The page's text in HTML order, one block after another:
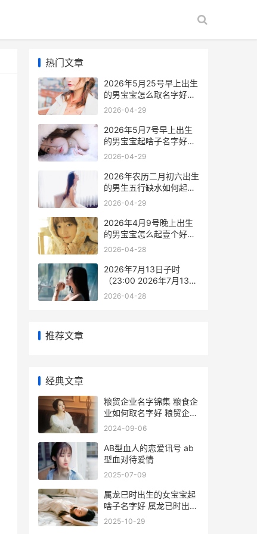
热门文章
2026年5月25号早上出生
的男宝宝怎么取名字好
2026年5月25号是星期几
2026-04-29
2026年5月7号早上出生
的男宝宝起啥子名字好
2026年5月7号出生的孩
2026-04-29
2026年农历二月初六出生
的男生五行缺水如何起如
意 2026年农历二月十二
2026-04-29
2026年4月9号晚上出生
的男宝宝怎么起壹个好听
的名字 2026年4月9号是
2026-04-28
2026年7月13日子时
（23:00 2026年7月13日
星期几
2026-04-28
推荐文章
经典文章
粮贸企业名字锦集 粮食企
业如何取名字好 粮贸企业
名字锦州有哪些
2024-09-06
AB型血人的恋爱讯号 ab
型血对待爱情
2025-07-09
属龙巳时出生的女宝宝起
啥子名字好 属龙已时出生
的命运
2025-10-29